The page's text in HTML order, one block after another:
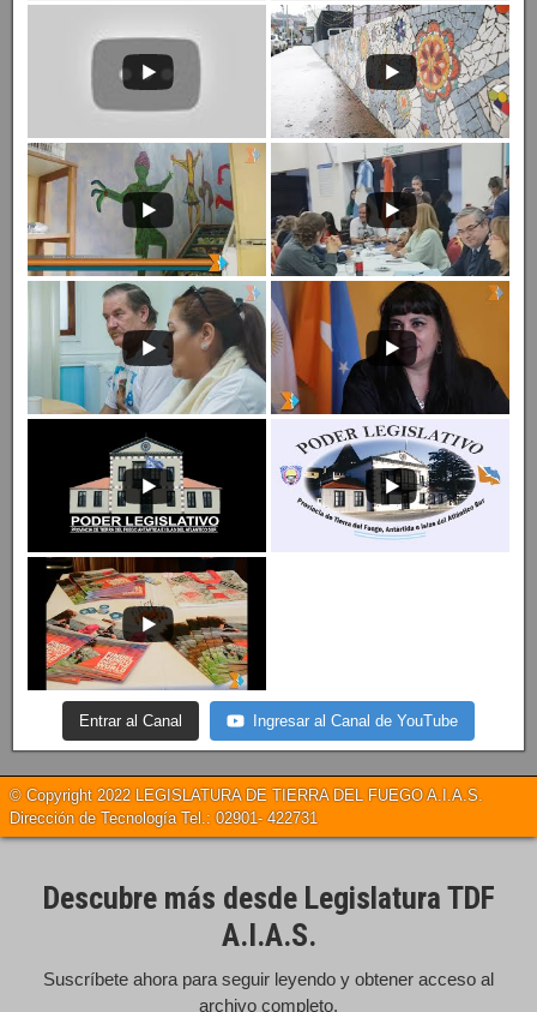
Entrar al Canal Ingresar al Canal de YouTube
© Copyright 2022 LEGISLATURA DE TIERRA DEL FUEGO A.I.A.S.
Dirección de Tecnología Tel.: 02901- 422731
Descubre más desde Legislatura TDF
A.I.A.S.
Suscríbete ahora para seguir leyendo y obtener acceso al
archivo completo.